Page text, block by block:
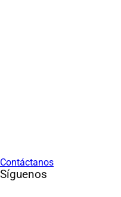
Contáctanos
Síguenos